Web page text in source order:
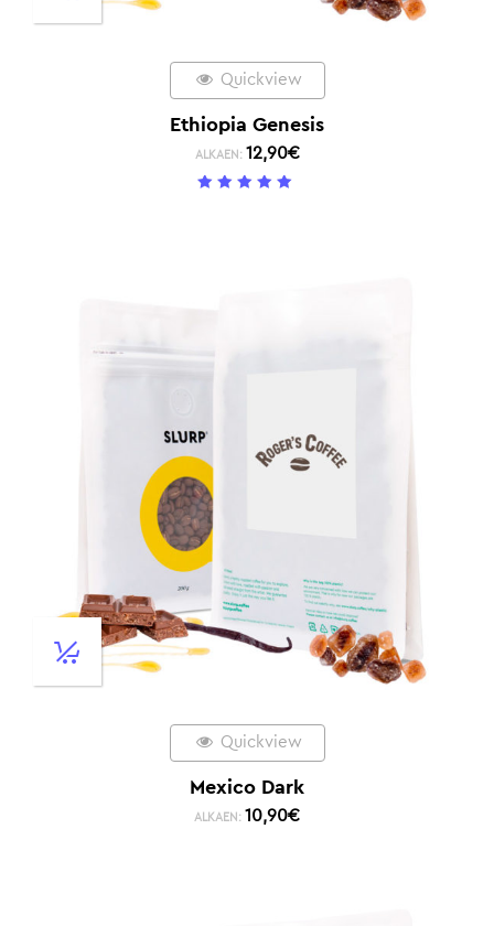
Quickview
Ethiopia Genesis
ALKAEN: 12,90€
Quickview
Mexico Dark
ALKAEN: 10,90€